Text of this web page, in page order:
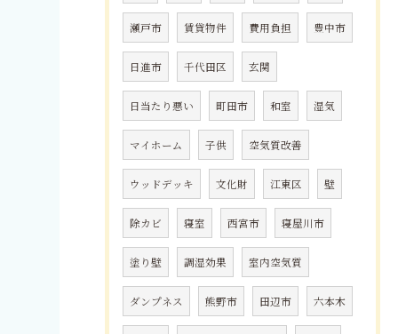
瀬戸市 賃貸物件 費用負担 豊中市
日進市 千代田区 玄関
日当たり悪い 町田市 和室 湿気
マイホーム 子供 空気質改善
ウッドデッキ 文化財 江東区 壁
除カビ 寝室 西宮市 寝屋川市
塗り壁 調湿効果 室内空気質
ダンプネス 熊野市 田辺市 六本木